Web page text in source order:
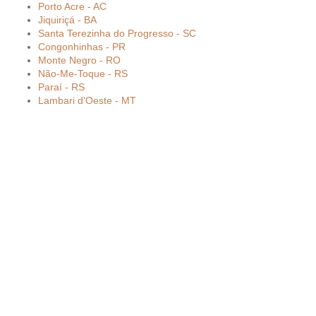
Porto Acre - AC
Jiquiriçá - BA
Santa Terezinha do Progresso - SC
Congonhinhas - PR
Monte Negro - RO
Não-Me-Toque - RS
Paraí - RS
Lambari d'Oeste - MT